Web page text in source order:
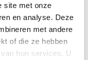
site met onze
en analyse. Deze
met andere
of die ze hebben
hun services. U